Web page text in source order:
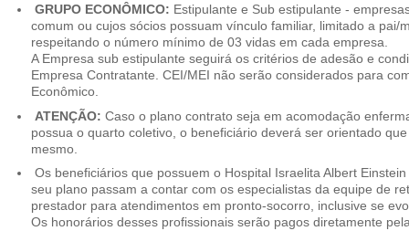
GRUPO ECONÔMICO: Estipulante e Sub estipulante -
comum ou cujos sócios possuam vínculo familiar, limitado a pai/
respeitando o número mínimo de 03 vidas em cada empresa.
A Empresa sub estipulante seguirá os critérios de adesão e
Empresa Contratante. CEI/MEI não serão considerados para
Econômico.
ATENÇÃO: Caso o plano contrato seja em acomodação
possua o quarto coletivo, o beneficiário deverá ser orientado
mesmo.
Os beneficiários que possuem o Hospital Israelita Albert
seu plano passam a contar com os especialistas da equipe de
prestador para atendimentos em pronto-socorro, inclusive se
Os honorários desses profissionais serão pagos diretamente